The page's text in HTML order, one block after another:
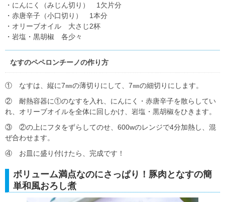
・にんにく（みじん切り） 1欠片分
・赤唐辛子（小口切り） 1本分
・オリーブオイル 大さじ2杯
・岩塩・黒胡椒 各少々
なすのペペロンチーノの作り方
① なすは、縦に7㎜の薄切りにして、7㎜の細切りにします。
② 耐熱容器に①のなすを入れ、にんにく・赤唐辛子を散らしてい
れ、オリーブオイルを全体に回しかけ、岩塩・黒胡椒をひきます。
③ ②の上にフタをずらしてのせ、600wのレンジで4分加熱し、混
ぜ合わせます。
④ お皿に盛り付けたら、完成です！
ボリューム満点なのにさっぱり！豚肉となすの簡
単和風おろし煮